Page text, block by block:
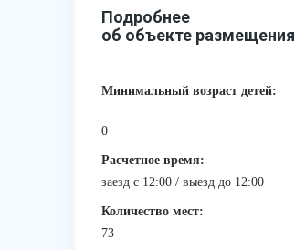
Подробнее
об объекте размещения
Минимальный возраст детей:
0
Расчетное время:
заезд с 12:00 / выезд до 12:00
Количество мест:
73